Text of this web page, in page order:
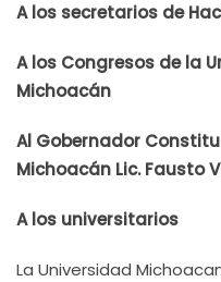
A los secretarios de
A los Congresos de la
Michoacán
Al Gobernador
Michoacán Lic. Fausto
A los universitarios
La Universidad